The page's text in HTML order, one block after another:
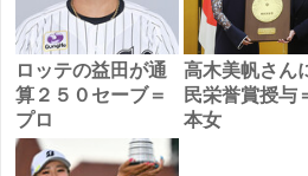
ロッテの益田が通
算２５０セーブ＝
プロ
高木美帆さん
民栄誉賞授与
本女